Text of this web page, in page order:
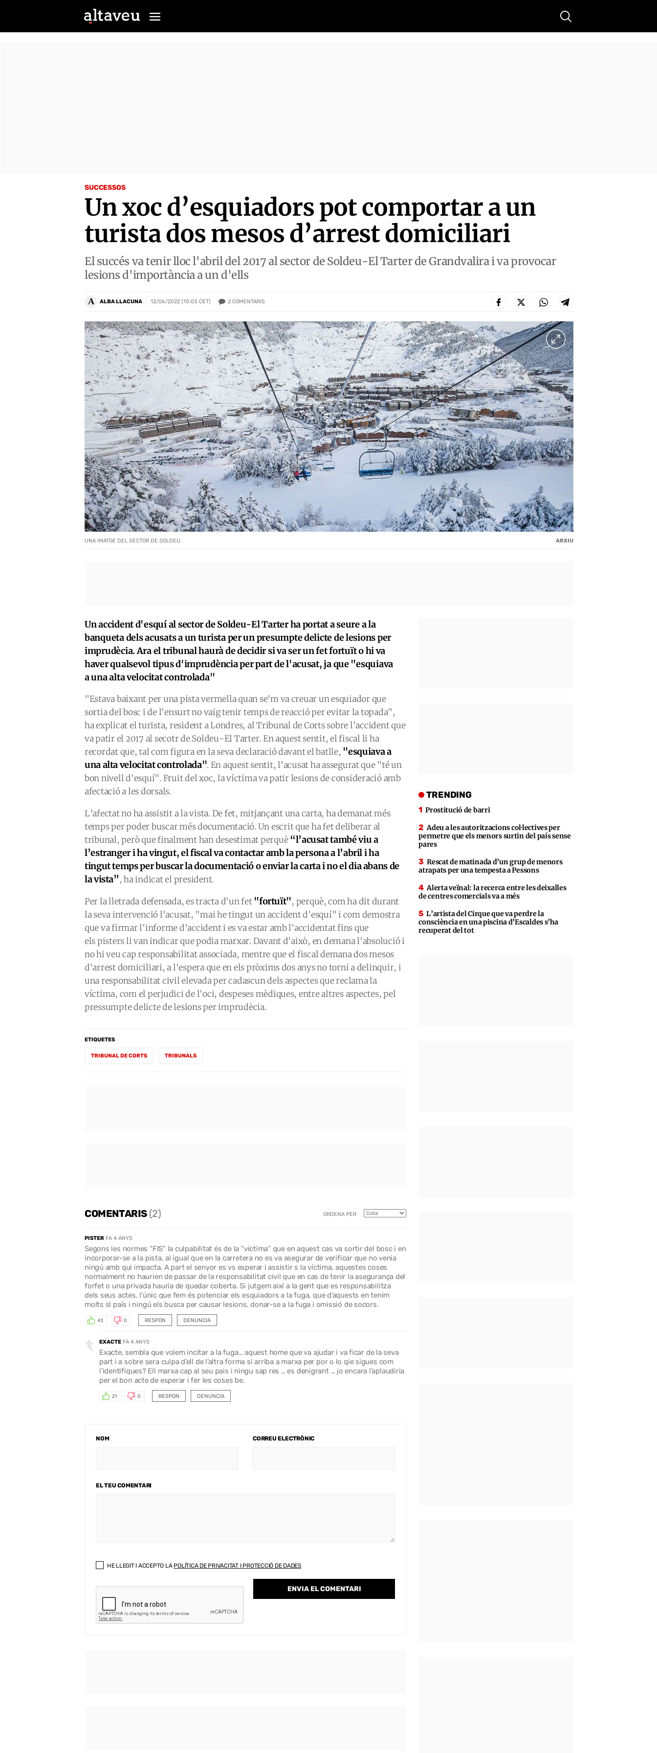
Buscar
SUCCESSOS
Un xoc d’esquiadors pot comportar a un
turista dos mesos d’arrest domiciliari
El succés va tenir lloc l'abril del 2017 al sector de Soldeu-El Tarter de Grandvalira i va provocar
lesions d'importància a un d'ells
A ALBA LLACUNA 12/06/2022 (10:03 CET) 2 COMENTARIS
UNA IMATGE DEL SECTOR DE SOLDEU. ARXIU
Un accident d'esquí al sector de Soldeu-El Tarter ha portat a seure a la
banqueta dels acusats a un turista per un presumpte delicte de lesions per
imprudècia. Ara el tribunal haurà de decidir si va ser un fet fortuït o hi va
haver qualsevol tipus d'imprudència per part de l'acusat, ja que "esquiava
a una alta velocitat controlada"
"Estava baixant per una pista vermella quan se'm va creuar un esquiador que
sortia del bosc i de l'ensurt no vaig tenir temps de reacció per evitar la topada",
ha explicat el turista, resident a Londres, al Tribunal de Corts sobre l'accident que
va patir el 2017 al secotr de Soldeu-El Tarter. En aquest sentit, el fiscal li ha
recordat que, tal com figura en la seva declaració davant el batlle, "esquiava a
una alta velocitat controlada". En aquest sentit, l'acusat ha assegurat que "té un
bon nivell d'esquí". Fruit del xoc, la víctima va patir lesions de consideració amb
afectació a les dorsals.
L’afectat no ha assistit a la vista. De fet, mitjançant una carta, ha demanat més
temps per poder buscar més documentació. Un escrit que ha fet deliberar al
tribunal, però que finalment han desestimat perquè“l’acusat també viu a
l’estranger i ha vingut, el fiscal va contactar amb la persona a l’abril i ha
tingut temps per buscar la documentació o enviar la carta i no el dia abans de
la vista”, ha indicat el president.
Per la lletrada defensada, es tracta d'un fet "fortuït", perquè, com ha dit durant
la seva intervenció l'acusat, "mai he tingut un accident d'esquí" i com demostra
que va firmar l'informe d'accident i es va estar amb l'accidentat fins que
els pisters li van indicar que podia marxar. Davant d'això, en demana l'absolució i
no hi veu cap responsabilitat associada, mentre que el fiscal demana dos mesos
d'arrest domiciliari, a l'espera que en els pròxims dos anys no torni a delinquir, i
una responsabilitat civil elevada per cadascun dels aspectes que reclama la
víctima, com el perjudici de l'oci, despeses mèdiques, entre altres aspectes, pel
pressumpte delicte de lesions per imprudècia.
ETIQUETES
TRIBUNAL DE CORTS TRIBUNALS
COMENTARIS (2) ORDENA PER
PISTER FA 4 ANYS
Segons les normes “FIS” la culpabilitat és de la “víctima” que en aquest cas va sortir del bosc i en
incorporar-se a la pista, al igual que en la carretera no es va asegurar de verificar que no venia
ningú amb qui impacta. A part el senyor es vs esperar i assistir s la víctima, aquestes coses
normalment no haurien de passar de la responsabilitat civil que en cas de tenir la asegurança del
forfet o una privada hauria de quedar coberta. Si jutgem així a la gent que es responsabilitza
dels seus actes, l’únic que fem és potenciar els esquiadors a la fuga, que d’aquests en tenim
molts sl país i ningú els busca per causar lesions, donar-se a la fuga i omissió de socors.
RESPON
43 0 DENUNCIA
EXACTE FA 4 ANYS
Exacte, sembla que volem incitar a la fuga… aquest home que va ajudar i va ficar de la seva
part i a sobre sera culpa d’ell de l’altra forma si arriba a marxa per por o lo qie sigues com
l'identifiques? Ell marxa cap al seu pais i ningu sap res … es denigrant … jo encara l’aplaudiria
per el bon acte de esperar i fer les coses be.
RESPON
21 0 DENUNCIA
NOM CORREU ELECTRÒNIC
EL TEU COMENTARI
HE LLEGIT I ACCEPTO LA POLÍTICA DE PRIVACITAT I PROTECCIÓ DE DADES
TRENDING
Prostitució de barri
Adeu a les autoritzacions col·lectives per
permetre que els menors surtin del país sense
pares
Rescat de matinada d’un grup de menors
atrapats per una tempesta a Pessons
Alerta veïnal: la recerca entre les deixalles
de centres comercials va a més
L’artista del Cirque que va perdre la
consciència en una piscina d’Escaldes s’ha
recuperat del tot